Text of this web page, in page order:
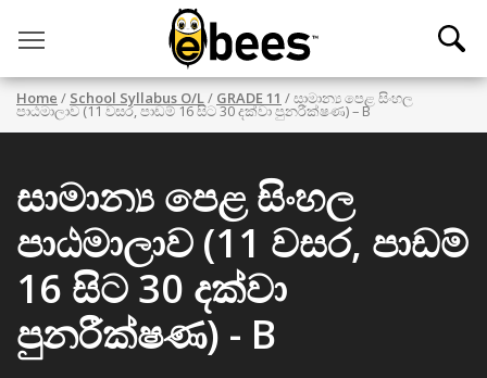
Toggle main menu visibility
Home / School Syllabus O/L/ GRADE 11 / සාමාන්‍ය පෙළ සිංහල
පාඨමාලාව (11 වසර, පාඩම් 16 සිට 30 දක්වා පුනරීක්ෂණ) – B
සාමාන්‍ය පෙළ සිංහල
පාඨමාලාව (11 වසර, පාඩම්
16 සිට 30 දක්වා
පුනරීක්ෂණ) - B